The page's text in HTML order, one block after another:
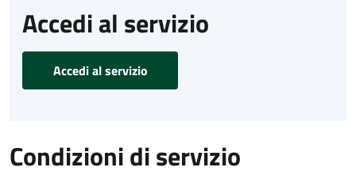
Accedi al servizio
Accedi al servizio
Condizioni di servizio